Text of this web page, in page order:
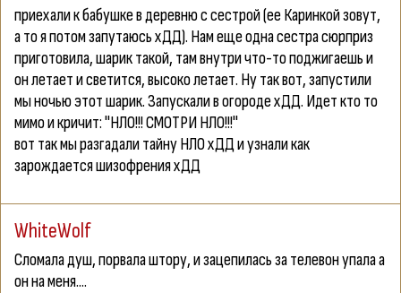
приехали к бабушке в деревню с сестрой (ее Каринкой зовут,
а то я потом запутаюсь хДД). Нам еще одна сестра сюрприз
приготовила, шарик такой, там внутри что-то поджигаешь и
он летает и светится, высоко летает. Ну так вот, запустили
мы ночью этот шарик. Запускали в огороде хДД. Идет кто то
мимо и кричит: "НЛО!!! СМОТРИ НЛО!!!"
вот так мы разгадали тайну НЛО хДД и узнали как
зарождается шизофрения хДД
WhiteWolf
Сломала душ, порвала штору, и зацепилась за телевон упала а
он на меня....